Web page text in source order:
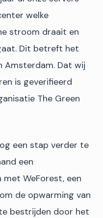
welke
stroom draait en
Dit betreft het
Amsterdam. Dat wij
is geverifieerd
The Green
een stap verder te
een
met WeForest, een
de opwarming van
bestrijden door het